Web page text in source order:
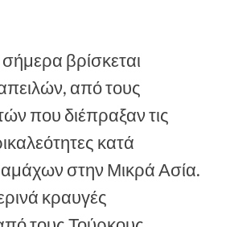
βρίσκεται
από τους
που διέπραξαν τις
κατά
στην Μικρά Ασία.
κραυγές